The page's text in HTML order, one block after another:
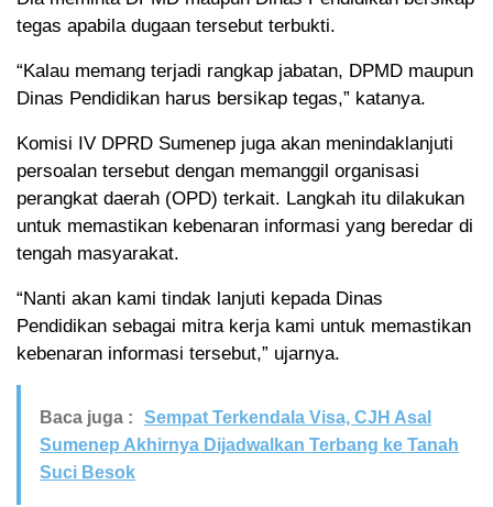
tegas apabila dugaan tersebut terbukti.
“Kalau memang terjadi rangkap jabatan, DPMD maupun
Dinas Pendidikan harus bersikap tegas,” katanya.
Komisi IV DPRD Sumenep juga akan menindaklanjuti
persoalan tersebut dengan memanggil organisasi
perangkat daerah (OPD) terkait. Langkah itu dilakukan
untuk memastikan kebenaran informasi yang beredar di
tengah masyarakat.
“Nanti akan kami tindak lanjuti kepada Dinas
Pendidikan sebagai mitra kerja kami untuk memastikan
kebenaran informasi tersebut,” ujarnya.
Baca juga :
Sempat Terkendala Visa, CJH Asal
Sumenep Akhirnya Dijadwalkan Terbang ke Tanah
Suci Besok